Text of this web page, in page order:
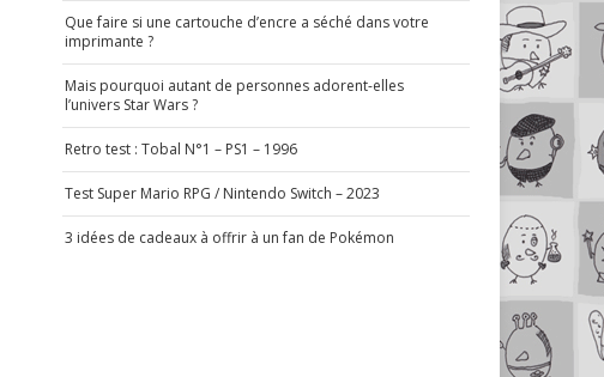
Que faire si une cartouche d’encre a séché dans votre
imprimante ?
Mais pourquoi autant de personnes adorent-elles
l’univers Star Wars ?
Retro test : Tobal N°1 – PS1 – 1996
Test Super Mario RPG / Nintendo Switch – 2023
3 idées de cadeaux à offrir à un fan de Pokémon